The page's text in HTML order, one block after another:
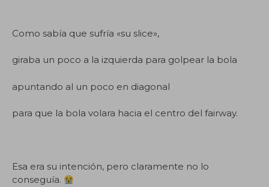
Como sabía que sufría «su slice»,
giraba un poco a la izquierda para golpear la bola
apuntando al un poco en diagonal
para que la bola volara hacia el centro del fairway.
Esa era su intención, pero claramente no lo
conseguía.